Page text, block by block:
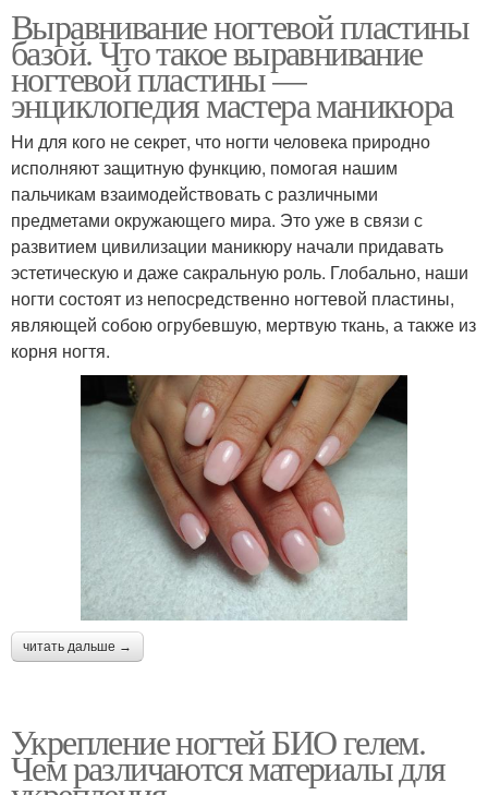
Выравнивание ногтевой пластины
базой. Что такое выравнивание
ногтевой пластины —
энциклопедия мастера маникюра
Ни для кого не секрет, что ногти человека природно
исполняют защитную функцию, помогая нашим
пальчикам взаимодействовать с различными
предметами окружающего мира. Это уже в связи с
развитием цивилизации маникюру начали придавать
эстетическую и даже сакральную роль. Глобально, наши
ногти состоят из непосредственно ногтевой пластины,
являющей собою огрубевшую, мертвую ткань, а также из
корня ногтя.
читать дальше →
Укрепление ногтей БИО гелем.
Чем различаются материалы для